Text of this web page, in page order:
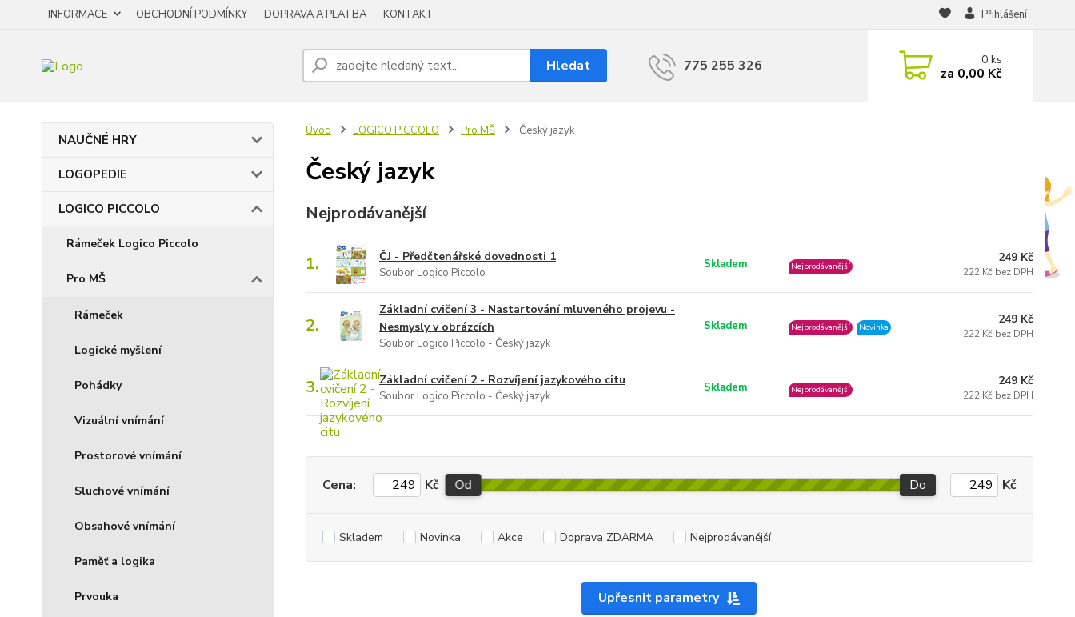
INFORMACE OBCHODNÍ PODMÍNKY DOPRAVA A PLATBA KONTAKT Přihlášení
Hledat 775 255 326 0ks
za 0,00 Kč
NAUČNÉ HRY
LOGOPEDIE
LOGICO PICCOLO
Rámeček Logico Piccolo
Pro MŠ
Rámeček
Logické myšlení
Pohádky
Vizuální vnímání
Prostorové vnímání
Sluchové vnímání
Obsahové vnímání
Paměť a logika
Prvouka
Úvod LOGICO PICCOLO Pro MŠ Český jazyk
Český jazyk
Nejprodávanější
1. ČJ - Předčtenářské dovednosti 1
Soubor Logico Piccolo
Skladem Nejprodávanější
249 Kč
222 Kč bez DPH
2.
Základní cvičení 3 - Nastartování mluveného projevu -
Nesmysly v obrázcích
Soubor Logico Piccolo - Český jazyk
Skladem Nejprodávanější Novinka
249 Kč
222 Kč bez DPH
3. Základní cvičení 2 - Rozvíjení jazykového citu
Soubor Logico Piccolo - Český jazyk
Skladem Nejprodávanější
249 Kč
222 Kč bez DPH
Upřesnit parametry
Cena: Kč Od Do Kč
Skladem Novinka Akce Doprava ZDARMA Nejprodávanější